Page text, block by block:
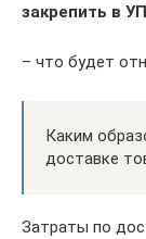
закрепить в УП
– что будет
Каким
доставке
Затраты по